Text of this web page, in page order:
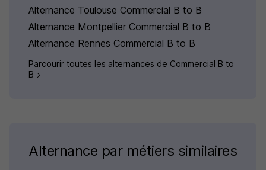
Alternance Toulouse Commercial B to B
Alternance Montpellier Commercial B to B
Alternance Rennes Commercial B to B
Parcourir toutes les alternances de Commercial B to
B
Alternance par métiers similaires